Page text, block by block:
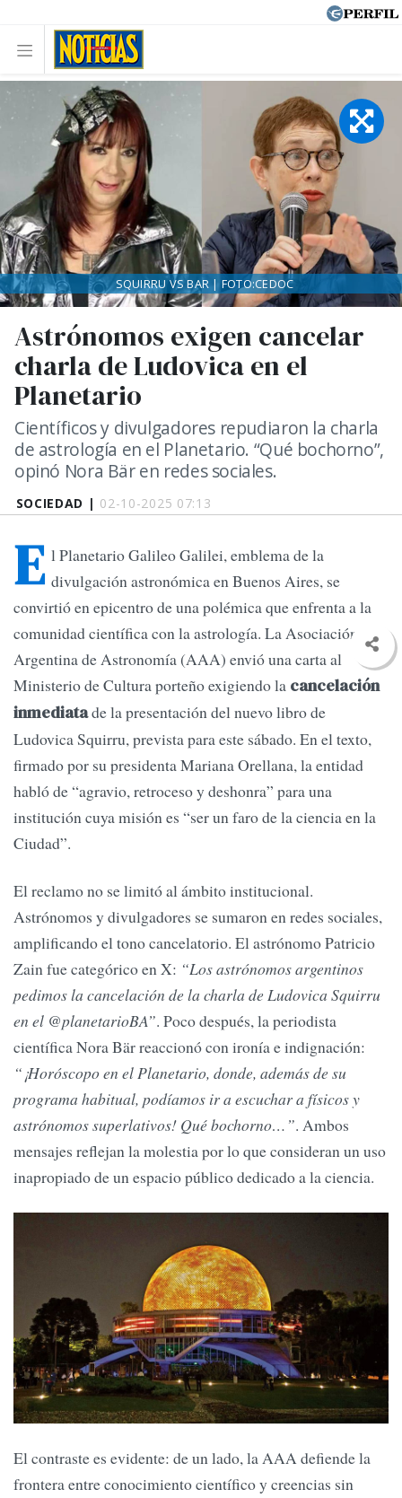
SOCIEDAD | 02-10-2025 07:13
Astrónomos exigen cancelar
charla de Ludovica en el
Planetario
Científicos y divulgadores repudiaron la charla
de astrología en el Planetario. “Qué bochorno”,
opinó Nora Bär en redes sociales.
SQUIRRU VS BAR | FOTO:CEDOC
E l Planetario Galileo Galilei, emblema de la
divulgación astronómica en Buenos Aires, se
convirtió en epicentro de una polémica que enfrenta a la
comunidad científica con la astrología. La Asociación
Argentina de Astronomía (AAA) envió una carta al
Ministerio de Cultura porteño exigiendo la cancelación
inmediatade la presentación del nuevo libro de
Ludovica Squirru, prevista para este sábado. En el texto,
firmado por su presidenta Mariana Orellana, la entidad
habló de “agravio, retroceso y deshonra” para una
institución cuya misión es “ser un faro de la ciencia en la
Ciudad”.
El reclamo no se limitó al ámbito institucional.
Astrónomos y divulgadores se sumaron en redes sociales,
amplificando el tono cancelatorio. El astrónomo Patricio
Zain fue categórico en X: “Los astrónomos argentinos
pedimos la cancelación de la charla de Ludovica Squirru
en el @planetarioBA”. Poco después, la periodista
científica Nora Bär reaccionó con ironía e indignación:
“¡Horóscopo en el Planetario, donde, además de su
programa habitual, podíamos ir a escuchar a físicos y
astrónomos superlativos! Qué bochorno…”. Ambos
mensajes reflejan la molestia por lo que consideran un uso
inapropiado de un espacio público dedicado a la ciencia.
El contraste es evidente: de un lado, la AAA defiende la
frontera entre conocimiento científico y creencias sin